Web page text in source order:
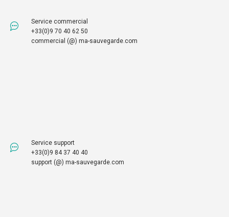
Service commercial
+33(0)9 70 40 62 50
commercial (@) ma-sauvegarde.com
Service support
+33(0)9 84 37 40 40
support (@) ma-sauvegarde.com